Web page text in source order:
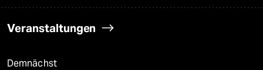
Veranstaltungen
Demnächst